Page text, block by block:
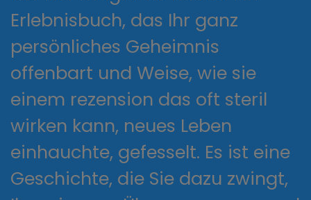
Erlebnisbuch, das Ihr ganz
persönliches Geheimnis
offenbart und Weise, wie sie
einem rezension das oft steril
wirken kann, neues Leben
einhauchte, gefesselt. Es ist eine
Geschichte, die Sie dazu zwingt,